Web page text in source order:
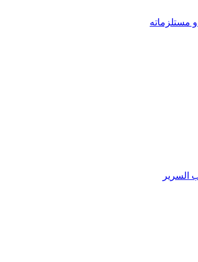
مستلزماته
السرير